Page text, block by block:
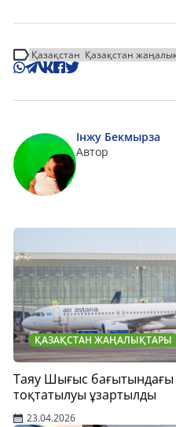
Қазақстан Қазақстан
Інжу Бекмырза
Автор
ҚАЗАҚСТАН ЖАҢАЛЫҚТАРЫ
Таяу Шығыс бағытындағы
тоқтатылуы ұзартылды
23.04.2026